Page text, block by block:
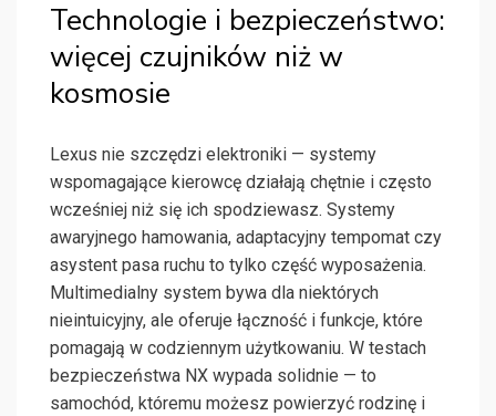
Technologie i bezpieczeństwo:
więcej czujników niż w
kosmosie
Lexus nie szczędzi elektroniki — systemy
wspomagające kierowcę działają chętnie i często
wcześniej niż się ich spodziewasz. Systemy
awaryjnego hamowania, adaptacyjny tempomat czy
asystent pasa ruchu to tylko część wyposażenia.
Multimedialny system bywa dla niektórych
nieintuicyjny, ale oferuje łączność i funkcje, które
pomagają w codziennym użytkowaniu. W testach
bezpieczeństwa NX wypada solidnie — to
samochód, któremu możesz powierzyć rodzinę i